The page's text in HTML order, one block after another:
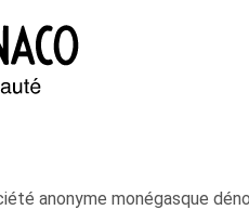
anonyme monégasque